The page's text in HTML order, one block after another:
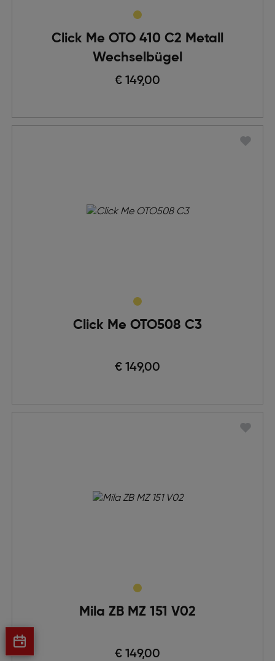
Click Me OTO 410 C2 Metall
Wechselbügel
€ 149,00
Click Me OTO508 C3
€ 149,00
Mila ZB MZ 151 V02
€ 149,00